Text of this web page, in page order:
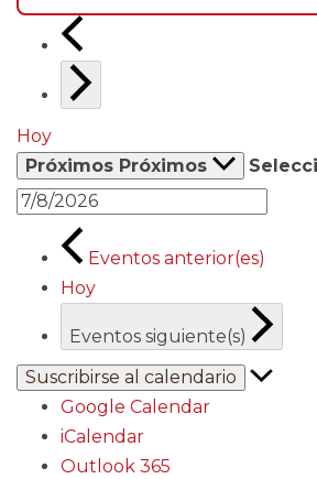
Hoy
Próximos Próximos
Eventos anterior(es)
Hoy
Eventos siguiente(s)
Suscribirse al calendario
Google Calendar
iCalendar
Outlook 365